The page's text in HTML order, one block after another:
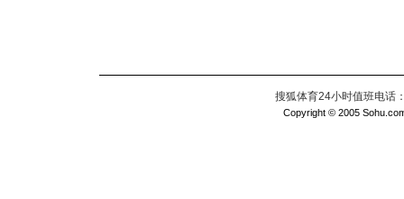
搜狐体育24小时值班电话
Copyright © 2005